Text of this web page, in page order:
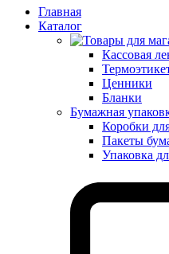
Главная
Каталог
Кассовая
Ценники
Бланки
Бумажная
Коробки
Пакеты
Упаковка